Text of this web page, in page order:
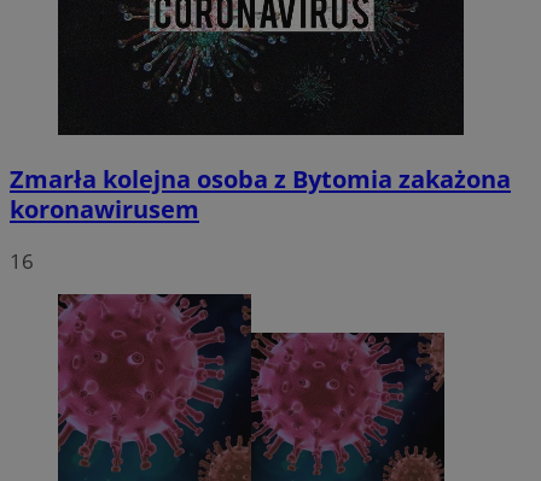
Zmarła kolejna osoba z Bytomia zakażona
koronawirusem
16